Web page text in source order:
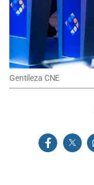
Gentileza CNE